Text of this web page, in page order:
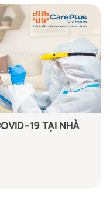
19 TẠI NHÀ